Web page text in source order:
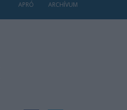
APRÓ ARCHÍVUM